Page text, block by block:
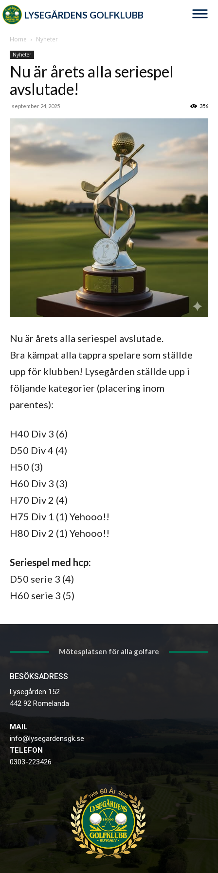
LYSEGÅRDENS GOLFKLUBB
Home Nyheter
Nyheter
Nu är årets alla seriespel
avslutade!
september 24, 2025 356
Nu är årets alla seriespel avslutade.
Bra kämpat alla tappra spelare som ställde
upp för klubben! Lysegården ställde upp i
följande kategorier (placering inom
parentes):
H40 Div 3 (6)
D50 Div 4 (4)
H50 (3)
H60 Div 3 (3)
H70 Div 2 (4)
H75 Div 1 (1) Yehooo!!
H80 Div 2 (1) Yehooo!!
Seriespel med hcp:
D50 serie 3 (4)
H60 serie 3 (5)
Mötesplatsen för alla golfare
BESÖKSADRESS
Lysegården 152
442 92 Romelanda
MAIL
info@lysegardensgk.se
TELEFON
0303-223426